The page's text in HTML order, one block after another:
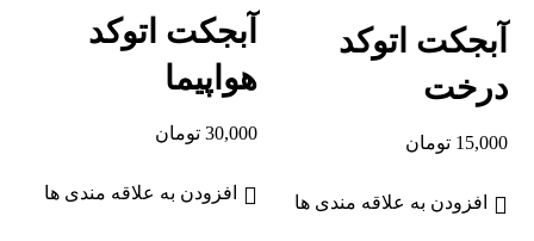
آبجکت اتوکد
درخت
15,000 تومان
افزودن به علاقه مندی ها
آبجکت اتوکد
هواپیما
30,000 تومان
افزودن به علاقه مندی ها